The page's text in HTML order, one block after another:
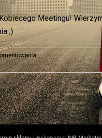
Meetingu!
;)
Startujemy
z kampanią
promocyjną